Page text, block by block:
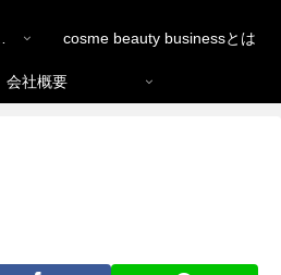
ジネス cosme beauty businessとは
会社概要